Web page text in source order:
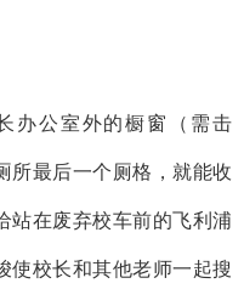
办公室外的橱窗（需击
所最后一个厕格，就能收
站在废弃校车前的飞利浦
使校长和其他老师一起搜